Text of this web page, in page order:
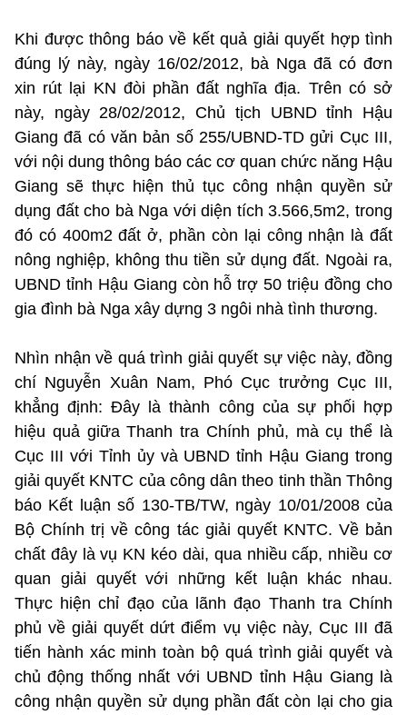
Khi được thông báo về kết quả giải quyết hợp tình
đúng lý này, ngày 16/02/2012, bà Nga đã có đơn
xin rút lại KN đòi phần đất nghĩa địa. Trên có sở
này, ngày 28/02/2012, Chủ tịch UBND tỉnh Hậu
Giang đã có văn bản số 255/UBND-TD gửi Cục III,
với nội dung thông báo các cơ quan chức năng Hậu
Giang sẽ thực hiện thủ tục công nhận quyền sử
dụng đất cho bà Nga với diện tích 3.566,5m2, trong
đó có 400m2 đất ở, phần còn lại công nhận là đất
nông nghiệp, không thu tiền sử dụng đất. Ngoài ra,
UBND tỉnh Hậu Giang còn hỗ trợ 50 triệu đồng cho
gia đình bà Nga xây dựng 3 ngôi nhà tình thương.
Nhìn nhận về quá trình giải quyết sự việc này, đồng
chí Nguyễn Xuân Nam, Phó Cục trưởng Cục III,
khẳng định: Đây là thành công của sự phối hợp
hiệu quả giữa Thanh tra Chính phủ, mà cụ thể là
Cục III với Tỉnh ủy và UBND tỉnh Hậu Giang trong
giải quyết KNTC của công dân theo tinh thần Thông
báo Kết luận số 130-TB/TW, ngày 10/01/2008 của
Bộ Chính trị về công tác giải quyết KNTC. Về bản
chất đây là vụ KN kéo dài, qua nhiều cấp, nhiều cơ
quan giải quyết với những kết luận khác nhau.
Thực hiện chỉ đạo của lãnh đạo Thanh tra Chính
phủ về giải quyết dứt điểm vụ việc này, Cục III đã
tiến hành xác minh toàn bộ quá trình giải quyết và
chủ động thống nhất với UBND tỉnh Hậu Giang là
công nhận quyền sử dụng phần đất còn lại cho gia